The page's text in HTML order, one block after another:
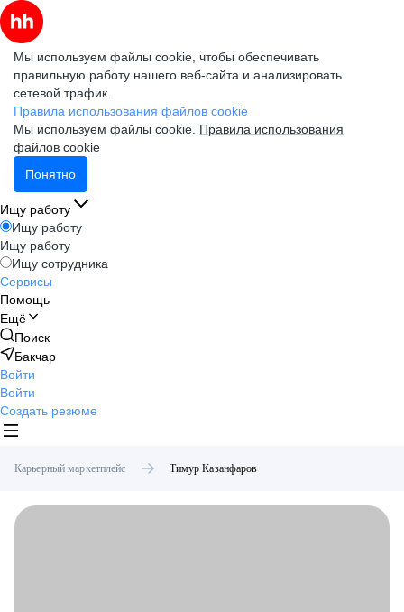
Мы используем файлы cookie, чтобы обеспечивать
правильную работу нашего веб-сайта и анализировать
сетевой трафик.
Правила использования файлов cookie
Мы используем файлы cookie. Правила использования
файлов cookie
Понятно
Ищу работу
Ищу работу
Ищу работу
Ищу сотрудника
Сервисы
Помощь
Ещё
Поиск
Бакчар
Войти
Войти
Создать резюме
Карьерный маркетплейс Тимур Казанфаров